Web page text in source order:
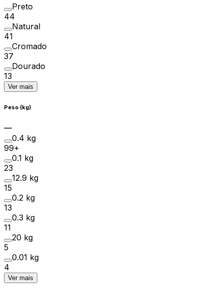
Preto
44
Natural
41
Cromado
37
Dourado
13
Ver mais
Peso (kg)
0.4 kg
99+
0.1 kg
23
12.9 kg
15
0.2 kg
13
0.3 kg
11
20 kg
5
0.01 kg
4
Ver mais